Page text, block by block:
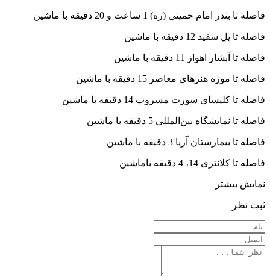
فاصله تا بندر امام خمینی (ره) 1 ساعت و 20 دقیقه با ماشین
فاصله تا پل سفید 12 دقیقه با ماشین
فاصله تا آبشار اهواز 11 دقیقه با ماشین
فاصله تا موزه‌ هنرهای معاصر 15 دقیقه با ماشین
فاصله تا کلیسای سورت مسروپ 14 دقیقه با ماشین
فاصله تا نمایشگاه بین‌المللی 5 دقیقه با ماشین
فاصله تا بیمارستان آریا 3 دقیقه با ماشین
فاصله تا کلانتری 14، 4 دقیقه باماشین
نمایش بیشتر
ثبت نظر